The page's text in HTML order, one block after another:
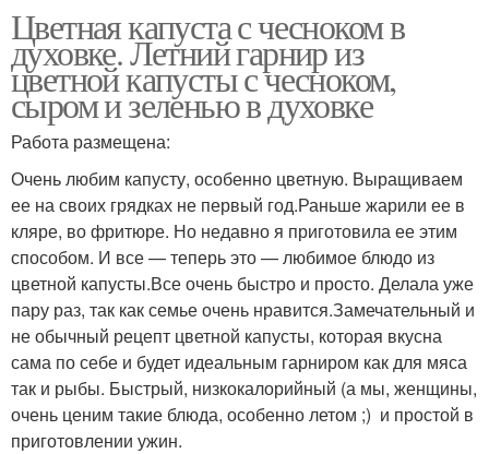
Цветная капуста с чесноком в
духовке. Летний гарнир из
цветной капусты с чесноком,
сыром и зеленью в духовке
Работа размещена:
Очень любим капусту, особенно цветную. Выращиваем
ее на своих грядках не первый год.Раньше жарили ее в
кляре, во фритюре. Но недавно я приготовила ее этим
способом. И все — теперь это — любимое блюдо из
цветной капусты.Все очень быстро и просто. Делала уже
пару раз, так как семье очень нравится.Замечательный и
не обычный рецепт цветной капусты, которая вкусна
сама по себе и будет идеальным гарниром как для мяса
так и рыбы. Быстрый, низкокалорийный (а мы, женщины,
очень ценим такие блюда, особенно летом ;) и простой в
приготовлении ужин.